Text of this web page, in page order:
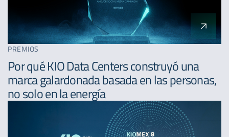
PREMIOS
Por qué KIO Data Centers construyó una
marca galardonada basada en las personas,
no solo en la energía